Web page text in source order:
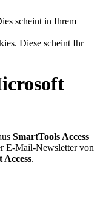
scheint in Ihrem
Diese scheint Ihr
SmartTools Access
E-Mail-Newsletter von
Access.